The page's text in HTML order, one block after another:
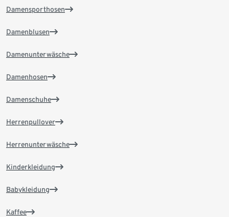
Damensporthosen
Damenblusen
Damenunterwäsche
Damenhosen
Damenschuhe
Herrenpullover
Herrenunterwäsche
Kinderkleidung
Babykleidung
Kaffee